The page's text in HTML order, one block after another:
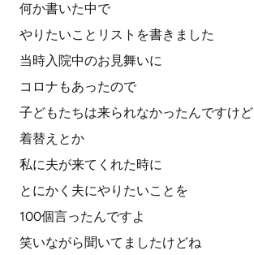
何か書いた中で
やりたいことリストを書きました
当時入院中のお見舞いに
コロナもあったので
子どもたちは来られなかったんですけど
着替えとか
私に夫が来てくれた時に
とにかく夫にやりたいことを
100個言ったんですよ
笑いながら聞いてましたけどね